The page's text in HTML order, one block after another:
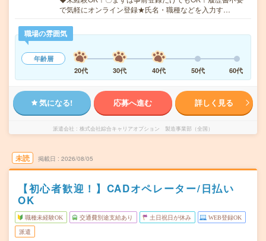
で気軽にオンライン登録★氏名・職種などを入力す…
職場の雰囲気
年齢層
20代
30代 40代 50代 60代
気になる! 応募へ進む 詳しく見る
派遣会社 株式会社綜合キャリアオプション 製造事業部（全国）
未読 掲載日 2026/08/05
【初心者歓迎！】CADオペレーター/日払い
OK
職種未経験OK 交通費別途支給あり 土日祝日が休み WEB登録OK
派遣